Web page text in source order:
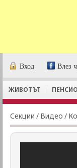
Вход Влез
ЖИВОТЪТ
Секции / Видеo /